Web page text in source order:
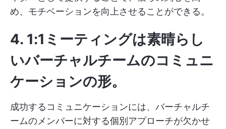
め、モチベーションを向上させることができる。
4. 1:1ミーティングは素晴らし
いバーチャルチームのコミュニ
ケーションの形。
成功するコミュニケーションには、バーチャルチ
ームのメンバーに対する個別アプローチが欠かせ